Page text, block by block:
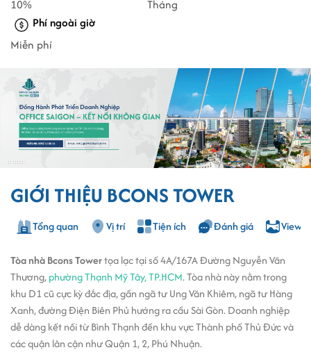
10%
Tháng
Phí ngoài giờ
Miễn phí
GIỚI THIỆU BCONS TOWER
Tổng quan Vị trí Tiện ích Đánh giá View
Tòa nhà Bcons Towertọa lạc tại số 4A/167A Đường Nguyễn Văn
Thương,phường Thạnh Mỹ Tây, TP.HCM. Tòa nhà này nằm trong
khu D1 cũ cực kỳ đắc địa, gần ngã tư Ung Văn Khiêm, ngã tư Hàng
Xanh, đường Điện Biên Phủ hướng ra cầu Sài Gòn. Doanh nghiệp
dễ dàng kết nối từ Bình Thạnh đến khu vực Thành phố Thủ Đức và
các quận lân cận như Quận 1, 2, Phú Nhuận.